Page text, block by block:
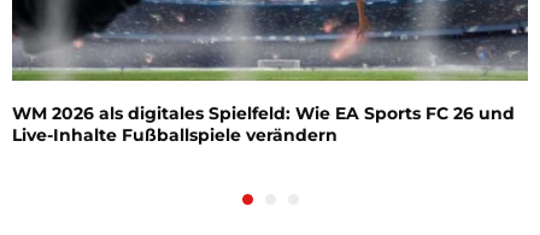
WM 2026 als digitales Spielfeld: Wie EA Sports FC 26 und
Live-Inhalte Fußballspiele verändern